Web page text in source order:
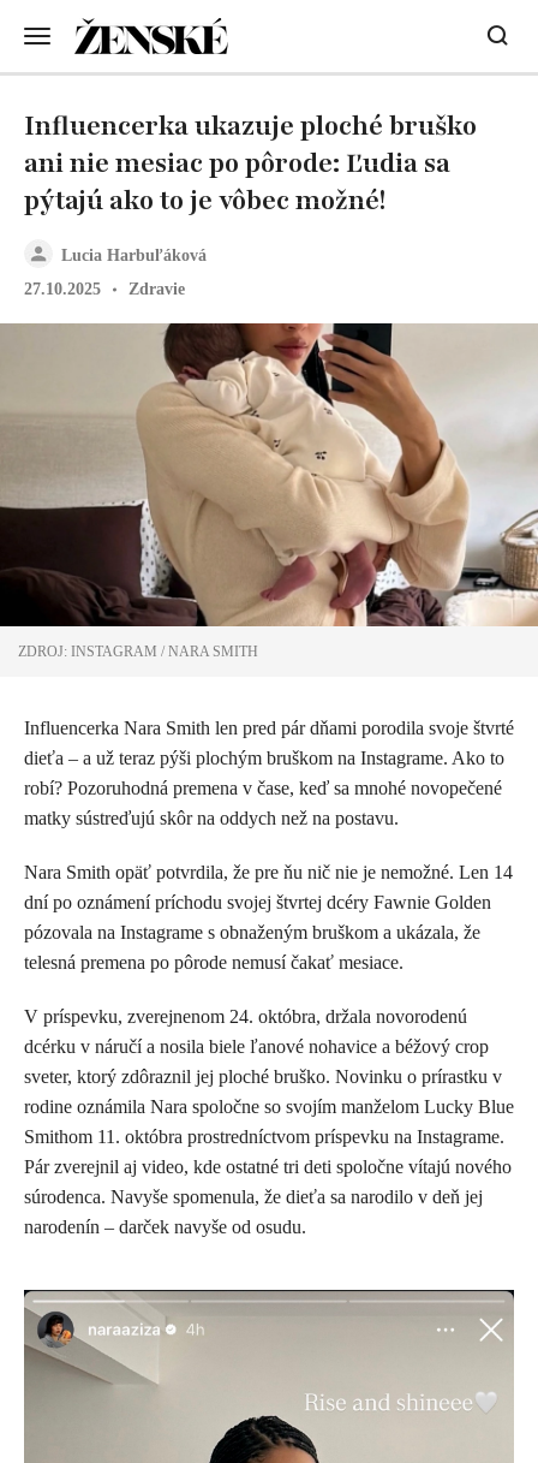
Lucia Harbuľáková
27.10.2025
Zdravie
Influencerka ukazuje ploché bruško
ani nie mesiac po pôrode: Ľudia sa
pýtajú ako to je vôbec možné!
ZDROJ: INSTAGRAM / NARA SMITH
Influencerka Nara Smith len pred pár dňami porodila svoje štvrté
dieťa – a už teraz pýši plochým bruškom na Instagrame. Ako to
robí? Pozoruhodná premena v čase, keď sa mnohé novopečené
matky sústreďujú skôr na oddych než na postavu.
Nara Smith opäť potvrdila, že pre ňu nič nie je nemožné. Len 14
dní po oznámení príchodu svojej štvrtej dcéry Fawnie Golden
pózovala na Instagrame s obnaženým bruškom a ukázala, že
telesná premena po pôrode nemusí čakať mesiace.
V príspevku, zverejnenom 24. októbra, držala novorodenú
dcérku v náručí a nosila biele ľanové nohavice a béžový crop
sveter, ktorý zdôraznil jej ploché bruško. Novinku o prírastku v
rodine oznámila Nara spoločne so svojím manželom Lucky Blue
Smithom 11. októbra prostredníctvom príspevku na Instagrame.
Pár zverejnil aj video, kde ostatné tri deti spoločne vítajú nového
súrodenca. Navyše spomenula, že dieťa sa narodilo v deň jej
narodenín – darček navyše od osudu.